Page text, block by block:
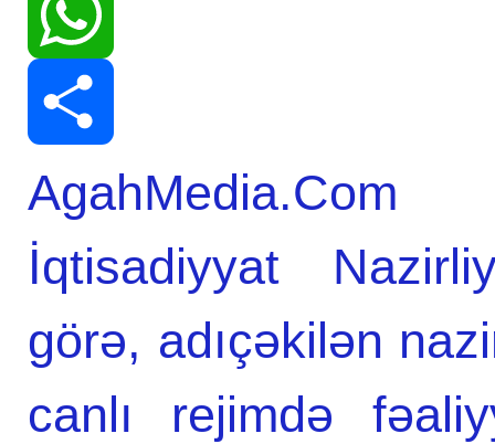
Print
WhatsApp
Share
AgahMedia.Com
İqtisadiyyat
görə, adıçəkilən
canlı rejimdə